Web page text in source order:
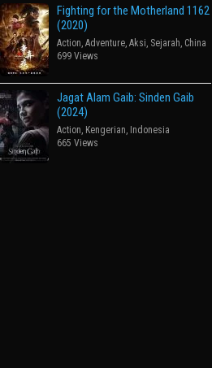
Fighting for the Motherland 1162
(2020)
Action, Adventure, Aksi, Sejarah, China
699 Views
Jagat Alam Gaib: Sinden Gaib
(2024)
Action, Kengerian, Indonesia
665 Views